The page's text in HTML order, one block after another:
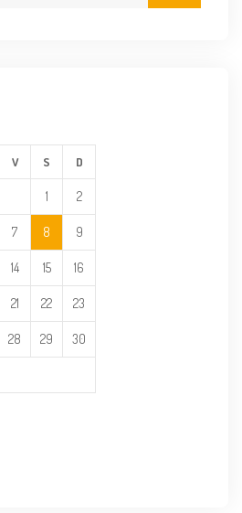
V S D
1 2
7 8 9
14 15 16
21 22 23
28 29 30